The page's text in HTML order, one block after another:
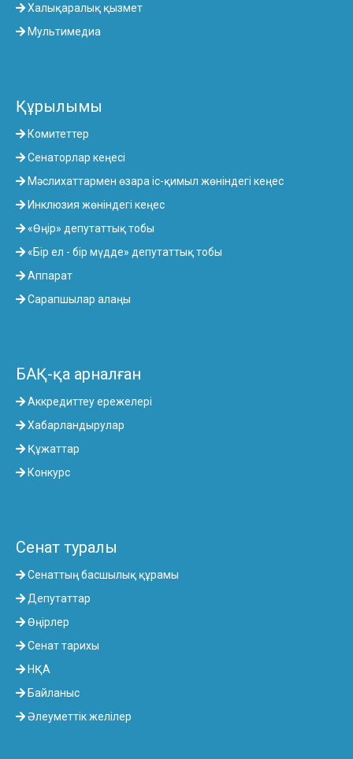
Халықаралық қызмет
Мультимедиа
Құрылымы
Комитеттер
Сенаторлар кеңесі
Мәслихаттармен өзара іс-қимыл жөніндегі кеңес
Инклюзия жөніндегі кеңес
«Өңір» депутаттық тобы
«Бір ел - бір мүдде» депутаттық тобы
Аппарат
Сарапшылар алаңы
БАҚ-қа арналған
Аккредиттеу ережелері
Хабарландырулар
Құжаттар
Конкурс
Сенат туралы
Сенаттың басшылық құрамы
Депутаттар
Өңірлер
Сенат тарихы
НҚА
Байланыс
Әлеуметтік желілер